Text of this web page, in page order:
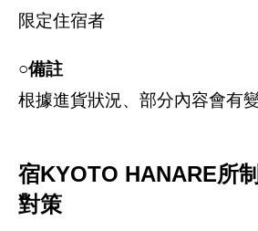
限定住宿者
○備註
根據進貨狀況、部分內容會有
宿KYOTO HANARE所
對策